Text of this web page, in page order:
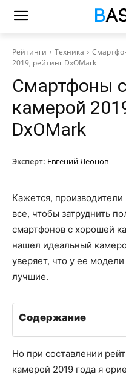
Рейтинги Техника
2019, рейтинг DxOMark
Смартфоны
камерой
DxOMark
Эксперт: Евгений Леонов
Кажется,
все, чтобы затруднить
смартфонов с хорошей
нашел идеальный
уверяет, что у ее
лучшие.
Содержание
Но при составлении
камерой 2019 года я